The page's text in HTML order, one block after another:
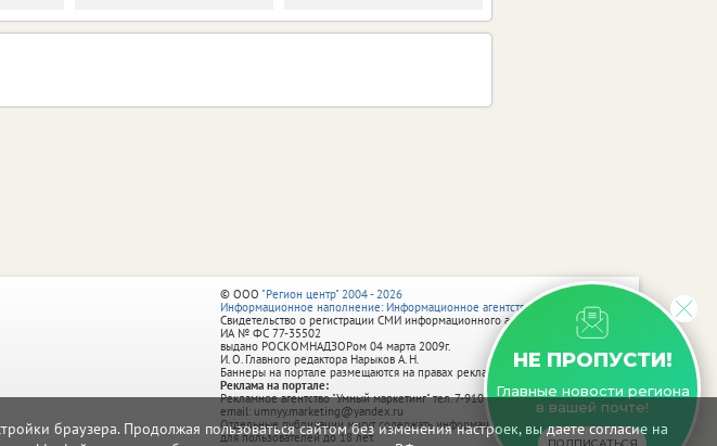
браузера. Продолжая пользоваться сайтом без изменения настроек, вы даете согласие на
НЕ ПРОПУСТИ!
Главные новости региона
в вашей почте!
© ООО "Регион центр" 2004 - 2026
Информационное наполнение: Информационное агентство vRossii.ru
Свидетельство о регистрации СМИ информационного агентства vRossii.ru
ИА № ФС 77‑35502
выдано РОСКОМНАДЗОРом 04 марта 2009г.
И. О. Главного редактора Нарыков А. Н.
Баннеры на портале размещаются на правах рекламы.
Реклама на портале:
Рекламное агентство "Умный маркетинг" тел. 7-910-267-70-40,
email: umnyy.marketing@yandex.ru
Отдельные публикации могут содержать информацию, не предназначенную
для пользователей до 18 лет.